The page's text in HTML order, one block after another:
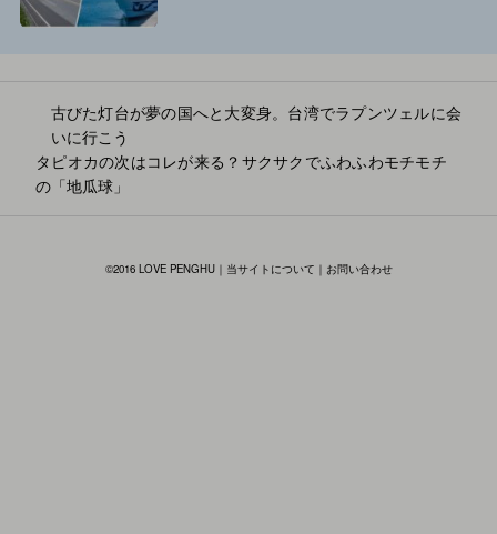
古びた灯台が夢の国へと大変身。台湾でラプンツェルに会
いに行こう
タピオカの次はコレが来る？サクサクでふわふわモチモチ
の「地瓜球」
©2016 LOVE PENGHU｜ 当サイトについて ｜ お問い合わせ